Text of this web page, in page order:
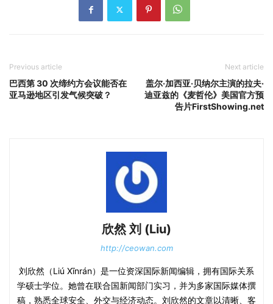
Previous article
巴西第 30 次缔约方会议能否在
亚马逊地区引发气候突破？
Next article
盖尔·加西亚·贝纳尔主演的拉夫·
迪亚兹的《麦哲伦》美国官方预
告片FirstShowing.net
欣然 刘 (Liu)
http://ceowan.com
刘欣然（Liú Xīnrán）是一位资深国际新闻编辑，拥有国际关系
学硕士学位。她曾在联合国新闻部门实习，并为多家国际媒体撰
稿，熟悉全球安全、外交与经济动态。刘欣然的文章以清晰、客